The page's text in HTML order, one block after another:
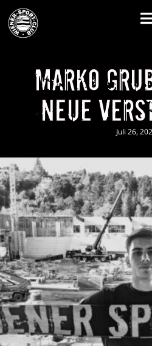
Marko
neue
Juli 26,